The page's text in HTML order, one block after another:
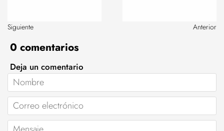
Anterior
Siguiente
0 comentarios
Deja un comentario
Nombre
Correo
electrónico
Mensaje